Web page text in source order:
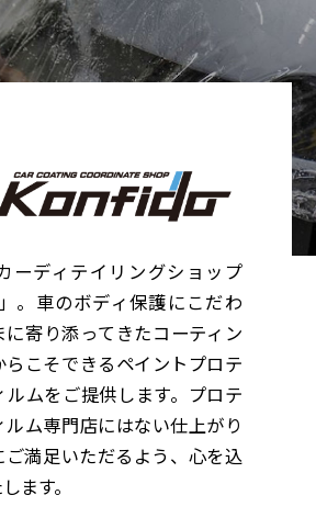
ーディテイリングショップ
」。車のボディ保護にこだわ
に寄り添ってきたコーティン
らこそできるペイントプロテ
ルムをご提供します。プロテ
ム専門店にはない仕上がり
ご満足いただるよう、心を込
ます。